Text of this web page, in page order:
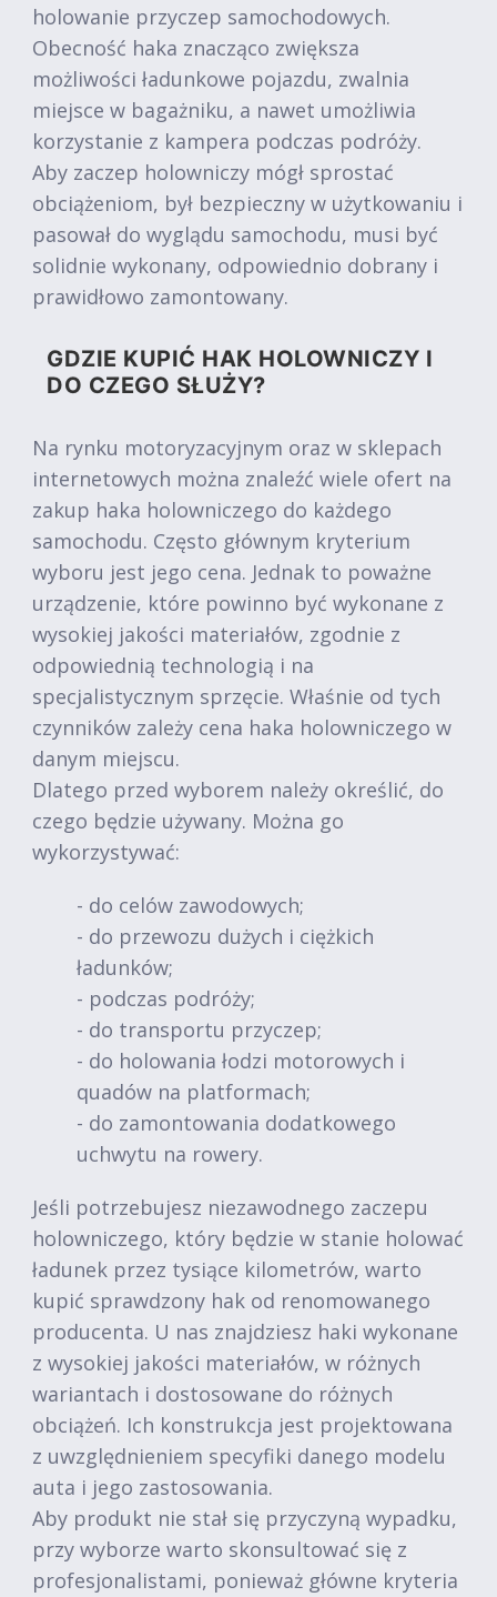
holowanie przyczep samochodowych.
Obecność haka znacząco zwiększa
możliwości ładunkowe pojazdu, zwalnia
miejsce w bagażniku, a nawet umożliwia
korzystanie z kampera podczas podróży.
Aby zaczep holowniczy mógł sprostać
obciążeniom, był bezpieczny w użytkowaniu i
pasował do wyglądu samochodu, musi być
solidnie wykonany, odpowiednio dobrany i
prawidłowo zamontowany.
GDZIE KUPIĆ HAK HOLOWNICZY I
DO CZEGO SŁUŻY?
Na rynku motoryzacyjnym oraz w sklepach
internetowych można znaleźć wiele ofert na
zakup haka holowniczego do każdego
samochodu. Często głównym kryterium
wyboru jest jego cena. Jednak to poważne
urządzenie, które powinno być wykonane z
wysokiej jakości materiałów, zgodnie z
odpowiednią technologią i na
specjalistycznym sprzęcie. Właśnie od tych
czynników zależy cena haka holowniczego w
danym miejscu.
Dlatego przed wyborem należy określić, do
czego będzie używany. Można go
wykorzystywać:
- do celów zawodowych;
- do przewozu dużych i ciężkich
ładunków;
- podczas podróży;
- do transportu przyczep;
- do holowania łodzi motorowych i
quadów na platformach;
- do zamontowania dodatkowego
uchwytu na rowery.
Jeśli potrzebujesz niezawodnego zaczepu
holowniczego, który będzie w stanie holować
ładunek przez tysiące kilometrów, warto
kupić sprawdzony hak od renomowanego
producenta. U nas znajdziesz haki wykonane
z wysokiej jakości materiałów, w różnych
wariantach i dostosowane do różnych
obciążeń. Ich konstrukcja jest projektowana
z uwzględnieniem specyfiki danego modelu
auta i jego zastosowania.
Aby produkt nie stał się przyczyną wypadku,
przy wyborze warto skonsultować się z
profesjonalistami, ponieważ główne kryteria